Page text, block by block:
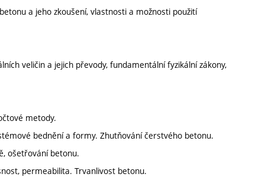
a jeho zkoušení, vlastnosti a možnosti použití
veličin a jejich převody, fundamentální fyzikální zákony,
metody.
bednění a formy. Zhutňování čerstvého betonu.
ošetřování betonu.
permeabilita. Trvanlivost betonu.